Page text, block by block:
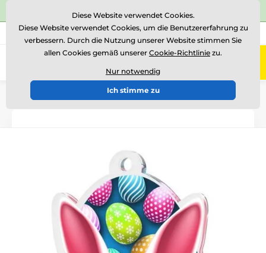
⭐Siehe 504 verifizierte Bewertungen auf
Rufen Sie uns an (Mo-Fr 15-18) +43 676 361 37 22
0
Einführung Auszeichnungen nach Thema
Diese Website verwendet Cookies.
Diese Website verwendet Cookies, um die Benutzererfahrung zu
verbessern. Durch die Nutzung unserer Website stimmen Sie
allen Cookies gemäß unserer Cookie-Richtlinie zu.
Nur notwendig
Ich stimme zu